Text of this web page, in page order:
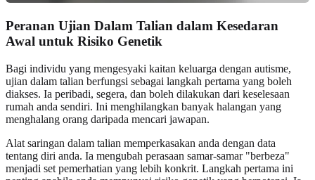
Peranan Ujian Dalam Talian dalam Kesedaran
Awal untuk Risiko Genetik
Bagi individu yang mengesyaki kaitan keluarga dengan autisme,
ujian dalam talian berfungsi sebagai langkah pertama yang boleh
diakses. Ia peribadi, segera, dan boleh dilakukan dari keselesaan
rumah anda sendiri. Ini menghilangkan banyak halangan yang
menghalang orang daripada mencari jawapan.
Alat saringan dalam talian memperkasakan anda dengan data
tentang diri anda. Ia mengubah perasaan samar-samar "berbeza"
menjadi set pemerhatian yang lebih konkrit. Langkah pertama ini